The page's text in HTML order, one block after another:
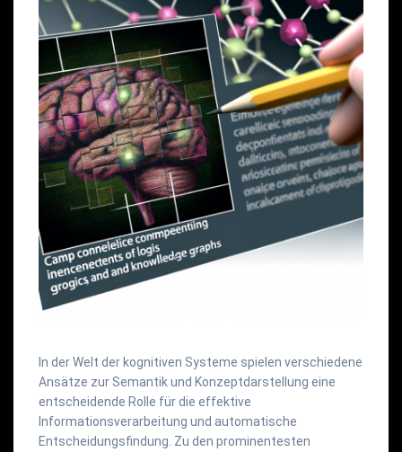
In der Welt der kognitiven Systeme spielen verschiedene
Ansätze zur Semantik und Konzeptdarstellung eine
entscheidende Rolle für die effektive
Informationsverarbeitung und automatische
Entscheidungsfindung. Zu den prominentesten